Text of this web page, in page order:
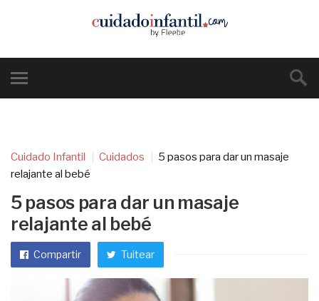
Cuidado Infantil Cuidados
5 pasos para dar un masaje
relajante al bebé
5 pasos para dar un masaje
relajante al bebé
Compartir Tuitear